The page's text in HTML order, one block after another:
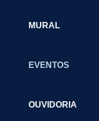
MURAL
EVENTOS
OUVIDORIA